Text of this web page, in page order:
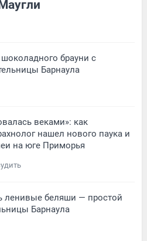
брауни с
Барнаула
веками»: как
нашел нового паука и
на юге Приморья
ленивые беляши — простой
Барнаула